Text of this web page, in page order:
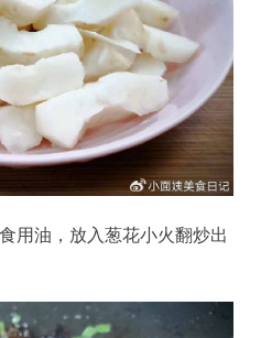
用油，放入葱花小火翻炒出